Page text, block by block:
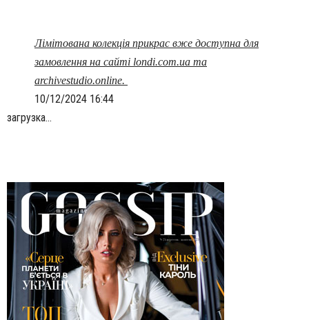
Лімітована колекція прикрас вже доступна для
замовлення на сайті londi.com.ua та
archivestudio.online.
10/12/2024 16:44
загрузка...